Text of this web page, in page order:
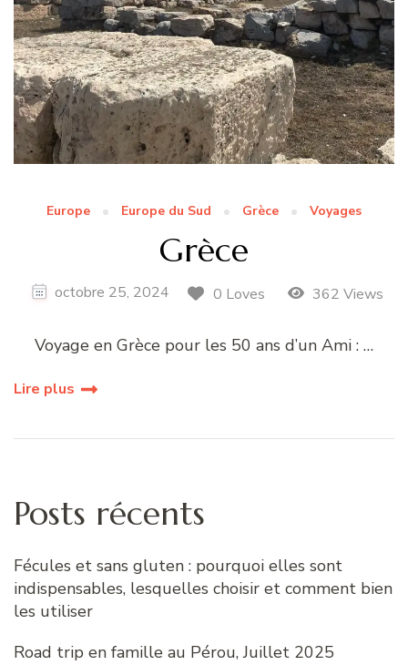
Europe Europe du Sud Grèce Voyages
Grèce
octobre 25, 2024 0 Loves 362 Views
Voyage en Grèce pour les 50 ans d’un Ami : …
Lire plus
Posts récents
Fécules et sans gluten : pourquoi elles sont
indispensables, lesquelles choisir et comment bien
les utiliser
Road trip en famille au Pérou, Juillet 2025